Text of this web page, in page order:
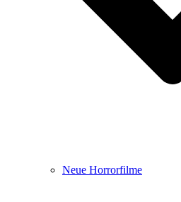
Neue Horrorfilme